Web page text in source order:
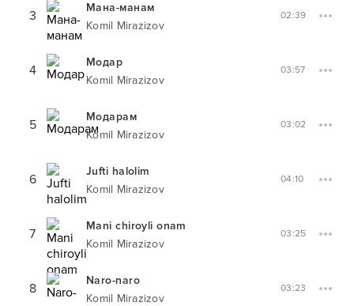
3
Мана-манам
Komil Mirazizov
02:39
4
Модар
Komil Mirazizov
03:57
5
Модарам
Komil Mirazizov
03:02
6
Jufti halolim
Komil Mirazizov
04:10
7
Mani chiroyli onam
Komil Mirazizov
03:25
8
Naro-naro
Komil Mirazizov
03:23